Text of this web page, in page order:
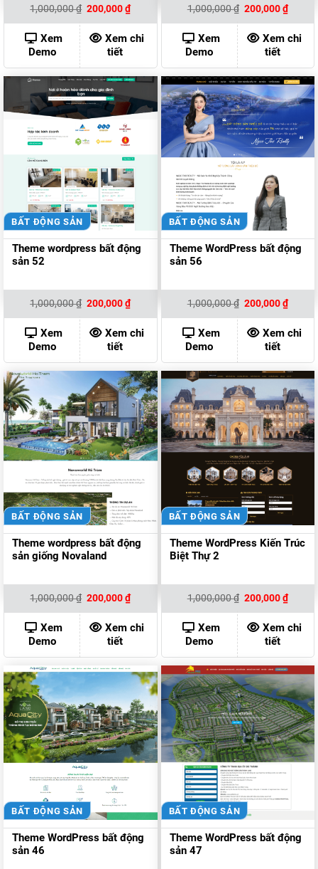
1,000,000₫ Giá
là:
1,000,000 ₫.
200,000₫Giá
hiện
tại
là:
200,000 ₫.
Xem
Demo
Xem chi
tiết
1,000,000₫ Giá
là:
1,000,000 ₫.
200,000₫Giá
hiện
tại
là:
Xem
Demo
Xem chi
tiết
BẤT ĐỘNG SẢN
Theme wordpress bất động
sản 52
1,000,000₫ Giá
là:
1,000,000 ₫.
200,000₫Giá
hiện
tại
là:
200,000 ₫.
Xem
Demo
Xem chi
tiết
BẤT ĐỘNG SẢN
Theme WordPress bất động
sản 56
1,000,000₫ Giá
là:
1,000,000 ₫.
200,000₫Giá
hiện
tại
là:
Xem
Demo
Xem chi
tiết
BẤT ĐỘNG SẢN
Theme wordpress bất động
sản giống Novaland
1,000,000₫ Giá
là:
1,000,000 ₫.
200,000₫Giá
hiện
tại
là:
200,000 ₫.
Xem
Demo
Xem chi
tiết
BẤT ĐỘNG SẢN
Theme WordPress Kiến Trúc
Biệt Thự 2
1,000,000₫ Giá
là:
1,000,000 ₫.
200,000₫Giá
hiện
tại
là:
Xem
Demo
Xem chi
tiết
BẤT ĐỘNG SẢN
Theme WordPress bất động
sản 46
BẤT ĐỘNG SẢN
Theme WordPress bất động
sản 47